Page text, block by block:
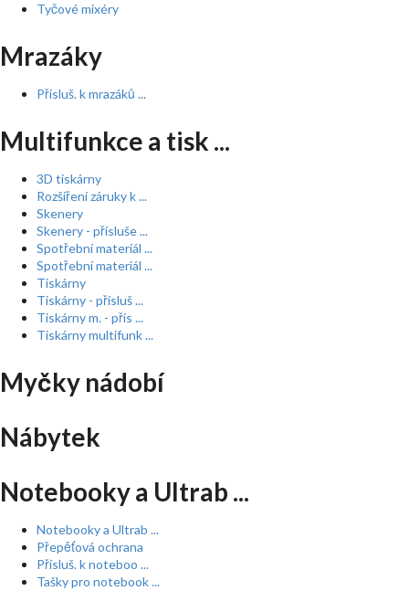
Tyčové mixéry
Mrazáky
Přísluš. k mrazáků ...
Multifunkce a tisk ...
3D tiskárny
Rozšíření záruky k ...
Skenery
Skenery - přísluše ...
Spotřební materiál ...
Spotřební materiál ...
Tiskárny
Tiskárny - přísluš ...
Tiskárny m. - přís ...
Tiskárny multifunk ...
Myčky nádobí
Nábytek
Notebooky a Ultrab ...
Notebooky a Ultrab ...
Přepěťová ochrana
Přísluš. k noteboo ...
Tašky pro notebook ...